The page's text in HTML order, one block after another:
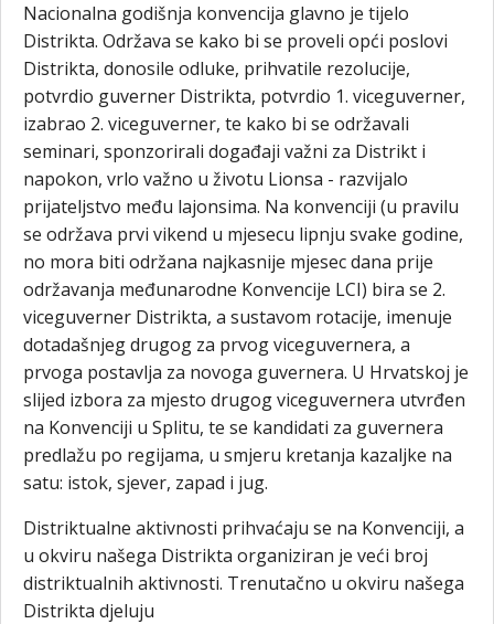
Nacionalna godišnja konvencija glavno je tijelo
Distrikta. Održava se kako bi se proveli opći poslovi
Distrikta, donosile odluke, prihvatile rezolucije,
potvrdio guverner Distrikta, potvrdio 1. viceguverner,
izabrao 2. viceguverner, te kako bi se održavali
seminari, sponzorirali događaji važni za Distrikt i
napokon, vrlo važno u životu Lionsa - razvijalo
prijateljstvo među lajonsima. Na konvenciji (u pravilu
se održava prvi vikend u mjesecu lipnju svake godine,
no mora biti održana najkasnije mjesec dana prije
održavanja međunarodne Konvencije LCI) bira se 2.
viceguverner Distrikta, a sustavom rotacije, imenuje
dotadašnjeg drugog za prvog viceguvernera, a
prvoga postavlja za novoga guvernera. U Hrvatskoj je
slijed izbora za mjesto drugog viceguvernera utvrđen
na Konvenciji u Splitu, te se kandidati za guvernera
predlažu po regijama, u smjeru kretanja kazaljke na
satu: istok, sjever, zapad i jug.
Distriktualne aktivnosti prihvaćaju se na Konvenciji, a
u okviru našega Distrikta organiziran je veći broj
distriktualnih aktivnosti. Trenutačno u okviru našega
Distrikta djeluju